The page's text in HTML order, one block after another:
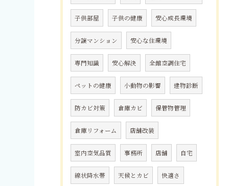
子供部屋 子供の健康 安心成長環境
分譲マンション 安心な住環境
専門知識 安心解決 全館空調住宅
ペットの健康 小動物の影響 建物診断
防カビ対策 倉庫カビ 保管物管理
倉庫リフォーム 店舗改装
室内空気品質 事務所 店舗 自宅
線状降水帯 天候とカビ 快適さ